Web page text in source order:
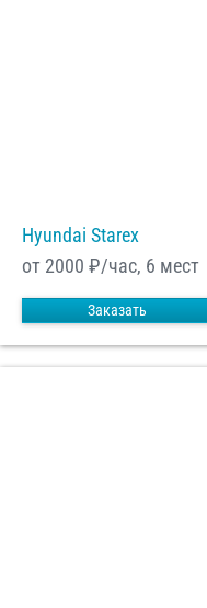
Hyundai Starex
от 2000 ₽/час, 6 мест
Заказать